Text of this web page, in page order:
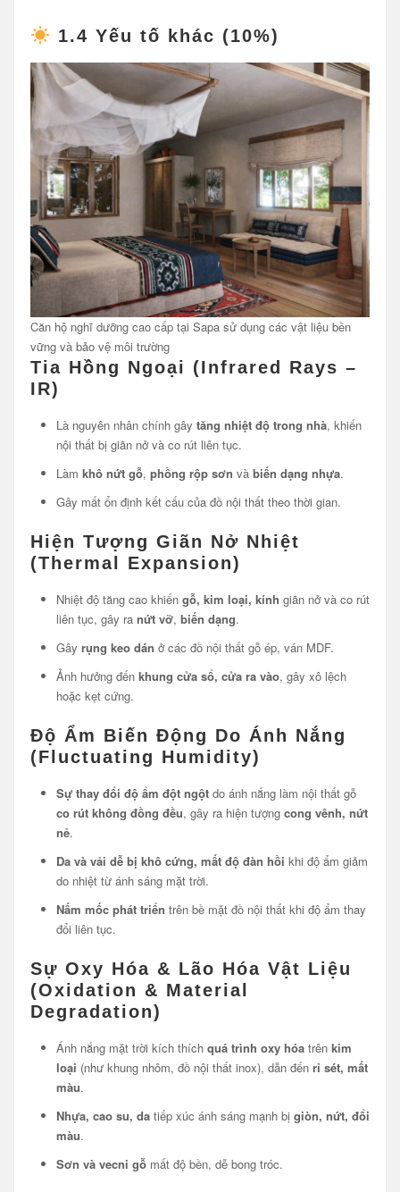
1.4 Yếu tố khác (10%)
Căn hộ nghĩ dưỡng cao cấp tại Sapa sử dụng các vật liệu bền
vững và bảo vệ môi trường
Tia Hồng Ngoại (Infrared Rays –
IR)
Là nguyên nhân chính gâytăng nhiệt độ trong nhà, khiến
nội thất bị giãn nở và co rút liên tục.
Làmkhô nứt gỗ,phồng rộp sơn vàbiến dạng nhựa.
Gây mất ổn định kết cấu của đồ nội thất theo thời gian.
Hiện Tượng Giãn Nở Nhiệt
(Thermal Expansion)
Nhiệt độ tăng cao khiếngỗ, kim loại, kính giãn nở và co rút
liên tục, gây ranứt vỡ,biến dạng.
Gâyrụng keo dán ở các đồ nội thất gỗ ép, ván MDF.
Ảnh hưởng đếnkhung cửa sổ, cửa ra vào, gây xô lệch
hoặc kẹt cứng.
Độ Ẩm Biến Động Do Ánh Nắng
(Fluctuating Humidity)
Sự thay đổi độ ẩm đột ngột do ánh nắng làm nội thất gỗ
co rút không đồng đều, gây ra hiện tượngcong vênh, nứt
nẻ.
Da và vải dễ bị khô cứng, mất độ đàn hồi khi độ ẩm giảm
do nhiệt từ ánh sáng mặt trời.
Nấm mốc phát triển trên bề mặt đồ nội thất khi độ ẩm thay
đổi liên tục.
Sự Oxy Hóa & Lão Hóa Vật Liệu
(Oxidation & Material
Degradation)
Ánh nắng mặt trời kích thíchquá trình oxy hóa trênkim
loại (như khung nhôm, đồ nội thất inox), dẫn đếnrỉ sét, mất
màu.
Nhựa, cao su, da tiếp xúc ánh sáng mạnh bịgiòn, nứt, đổi
màu.
Sơn và vecni gỗ mất độ bền, dễ bong tróc.